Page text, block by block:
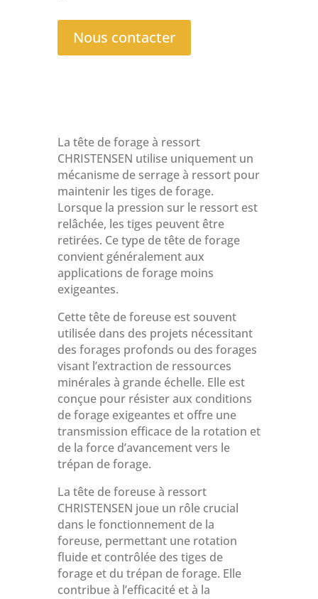
Nous contacter
La tête de forage à ressort
CHRISTENSEN utilise uniquement un
mécanisme de serrage à ressort pour
maintenir les tiges de forage.
Lorsque la pression sur le ressort est
relâchée, les tiges peuvent être
retirées. Ce type de tête de forage
convient généralement aux
applications de forage moins
exigeantes.
Cette tête de foreuse est souvent
utilisée dans des projets nécessitant
des forages profonds ou des forages
visant l’extraction de ressources
minérales à grande échelle. Elle est
conçue pour résister aux conditions
de forage exigeantes et offre une
transmission efficace de la rotation et
de la force d’avancement vers le
trépan de forage.
La tête de foreuse à ressort
CHRISTENSEN joue un rôle crucial
dans le fonctionnement de la
foreuse, permettant une rotation
fluide et contrôlée des tiges de
forage et du trépan de forage. Elle
contribue à l’efficacité et à la